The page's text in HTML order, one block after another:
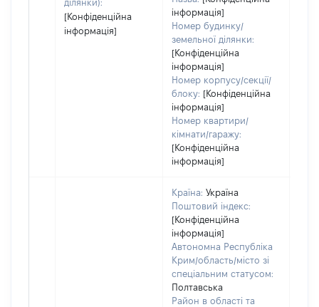
ділянки):
[Конфіденційна
інформація]
інформація]
Номер будинку/
земельної ділянки:
[Конфіденційна
інформація]
Номер корпусу/секції/
блоку: [Конфіденційна
інформація]
Номер квартири/
кімнати/гаражу:
[Конфіденційна
інформація]
Країна: Україна
Поштовий індекс:
[Конфіденційна
інформація]
Автономна Республіка
Крим/область/місто зі
спеціальним статусом:
Полтавська
Район в області та